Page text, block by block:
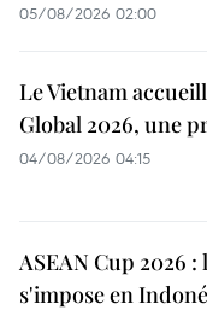
05/08/2026 02:00
Le Vietnam
Global 2026, une
04/08/2026 04:15
ASEAN Cup 2026 :
s'impose en